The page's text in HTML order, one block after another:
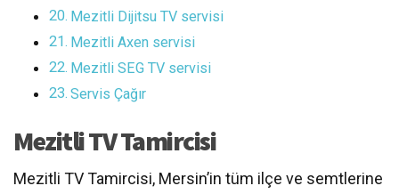
Mezitli Dijitsu TV servisi
Mezitli Axen servisi
Mezitli SEG TV servisi
Servis Çağır
Mezitli TV Tamircisi
Mezitli TV Tamircisi, Mersin’in tüm ilçe ve semtlerine